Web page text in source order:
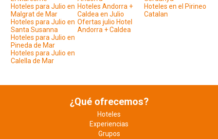
Hoteles para Julio en
Malgrat de Mar
Hoteles Andorra +
Caldea en Julio
Hoteles en el Pirineo
Catalan
Hoteles para Julio en
Santa Susanna
Ofertas julio Hotel
Andorra + Caldea
Hoteles para Julio en
Pineda de Mar
Hoteles para Julio en
Calella de Mar
¿Qué ofrecemos?
Hoteles
Experiencias
Grupos